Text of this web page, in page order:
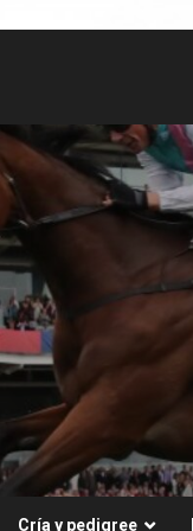
Cría y pedigree